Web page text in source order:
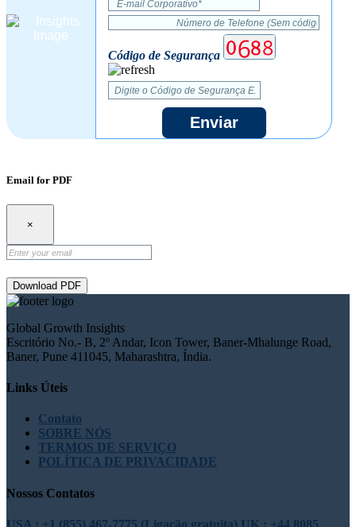
Código de Segurança
Enviar
Email for PDF
×
Download PDF
Global Growth Insights
Escritório No.- B, 2º Andar, Icon Tower, Baner-Mhalunge Road,
Baner, Pune 411045, Maharashtra, Índia.
Links Úteis
Contato
SOBRE NÓS
TERMOS DE SERVIÇO
POLÍTICA DE PRIVACIDADE
Nossos Contatos
USA : +1 (855) 467-7775 (Ligação gratuita) UK : +44 8085